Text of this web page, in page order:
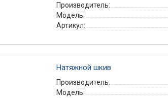
Производитель:
Модель:
Артикул:
Натяжной шкив
Производитель:
Модель: